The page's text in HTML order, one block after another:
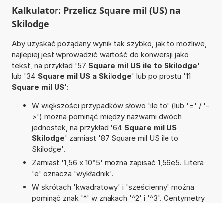
Kalkulator: Przelicz Square mil (US) na
Skilodge
Aby uzyskać pożądany wynik tak szybko, jak to możliwe,
najlepiej jest wprowadzić wartość do konwersji jako
tekst, na przykład '57 Square mil US ile to Skilodge'
lub '34 Square mil US a Skilodge' lub po prostu '11
Square mil US':
W większości przypadków słowo 'ile to' (lub '=' / '-
>') można pominąć między nazwami dwóch
jednostek, na przykład '64 Square mil US
Skilodge' zamiast '87 Square mil US ile to
Skilodge'.
Zamiast '1,56 x 10^5' można zapisać 1,56e5. Litera
'e' oznacza 'wykładnik'.
W skrótach 'kwadratowy' i 'sześcienny' można
pominąć znak '^' w znakach '^2' i '^3'. Centymetry